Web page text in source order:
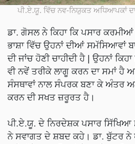
ਪੀ.ਏ.ਯੂ. ਵਿੱਚ ਨਵ-ਨਿਯੁਕਤ ਅਧਿਆਪਕਾਂ
ਡਾ. ਗੋਸਲ ਨੇ ਕਿਹਾ ਕਿ ਪਸਾਰ
ਭਾਸ਼ਾ ਵਿੱਚ ਉਹਨਾਂ ਦੀਆਂ ਸਮੱਸਿਆਵਾਂ
ਦੀ ਜਾਂਚ ਹੋਣੀ ਚਾਹੀਦੀ ਹੈ | ਉਹਨਾਂ
ਵੀ ਨਵੇਂ ਤਰੀਕੇ ਲਾਗੂ ਕਰਨ ਦਾ ਸਮਾਂ ਹੈ
ਸੰਸਥਾਵਾਂ ਨਾਲ ਸੰਪਰਕ ਬਣਾ ਕੇ ਅੰਤਰ
ਕਰਨ ਦੀ ਸਖਤ ਜ਼ਰੂਰਤ ਹੈ।
ਪੀ.ਏ.ਯੂ. ਦੇ ਨਿਰਦੇਸ਼ਕ ਪਸਾਰ ਸਿੱਖਿਆ
ਨੇ ਸਵਾਗਤ ਦੇ ਸ਼ਬਦ ਕਹੇ। ਡਾ. ਬੁੱਟਰ ਨੇ